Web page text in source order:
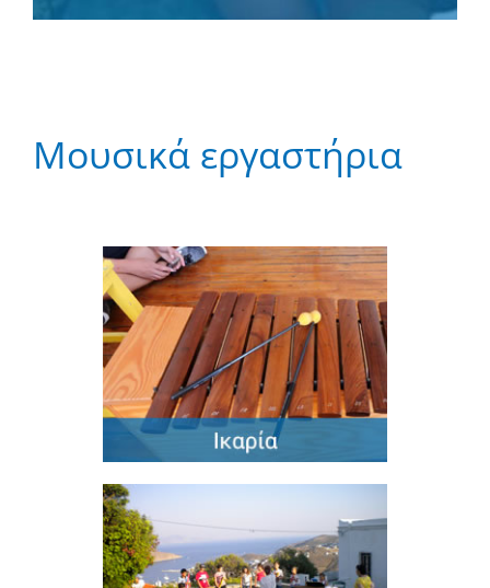
Μουσικά εργαστήρια